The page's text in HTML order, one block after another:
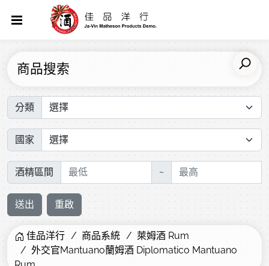
商品搜索
分類
國家
酒精區間 ~
送出 重啟
佳品洋行 商品系統
萊姆酒 Rum
外交官Mantuano蘭姆酒 Diplomatico Mantuano